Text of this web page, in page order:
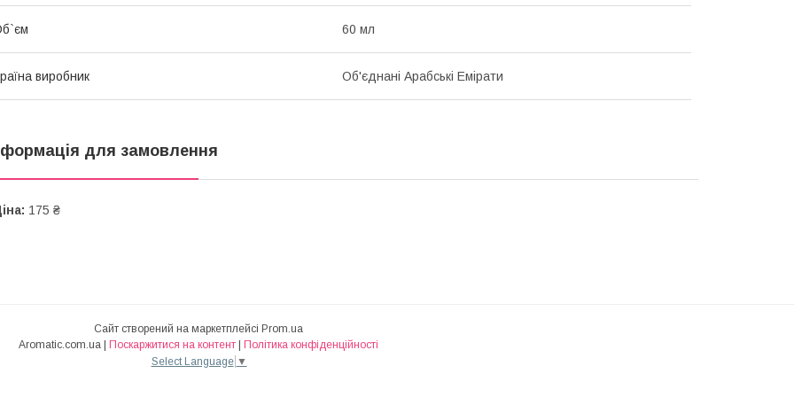
60 мл
виробник Об'єднані Арабські Емірати
для замовлення
175 ₴
Сайт створений на маркетплейсі Prom.ua
Aromatic.com.ua | Поскаржитися на контент | Політика конфіденційності
Select Language ▼